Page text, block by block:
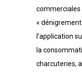
« dénigrement
l’application
la
charcuteries,